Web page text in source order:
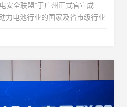
安全联盟”于广州正式官宣成
力电池行业的国家及省市级行业
业协会动力电池应用分会...